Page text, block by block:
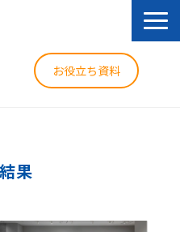
お役立ち資料
果